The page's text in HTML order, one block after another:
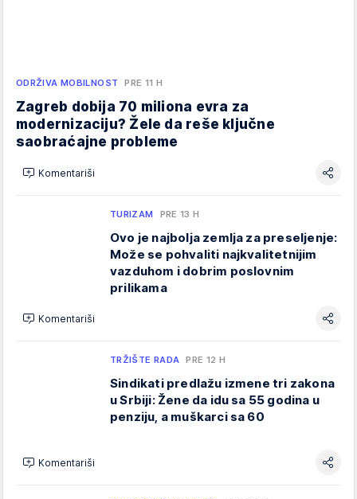
ODRŽIVA MOBILNOST PRE 11 H
Zagreb dobija 70 miliona evra za
modernizaciju? Žele da reše ključne
saobraćajne probleme
Komentariši
TURIZAM PRE 13 H
Ovo je najbolja zemlja za preseljenje:
Može se pohvaliti najkvalitetnijim
vazduhom i dobrim poslovnim
prilikama
Komentariši
TRŽIŠTE RADA PRE 12 H
Sindikati predlažu izmene tri zakona
u Srbiji: Žene da idu sa 55 godina u
penziju, a muškarci sa 60
Komentariši